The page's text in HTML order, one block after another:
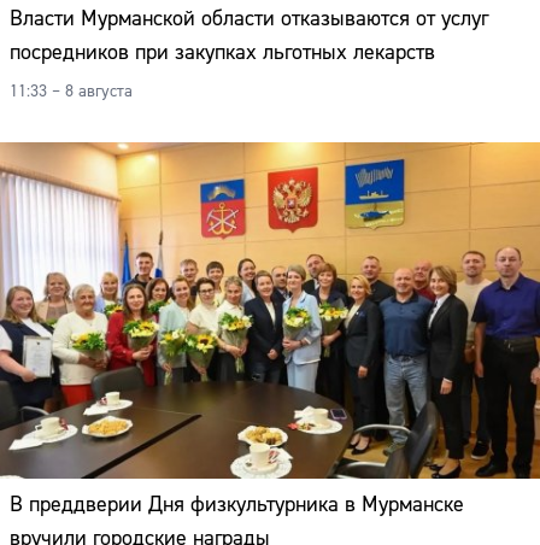
Власти Мурманской области отказываются от услуг
посредников при закупках льготных лекарств
11:33 – 8 августа
В преддверии Дня физкультурника в Мурманске
вручили городские награды
Сайт: